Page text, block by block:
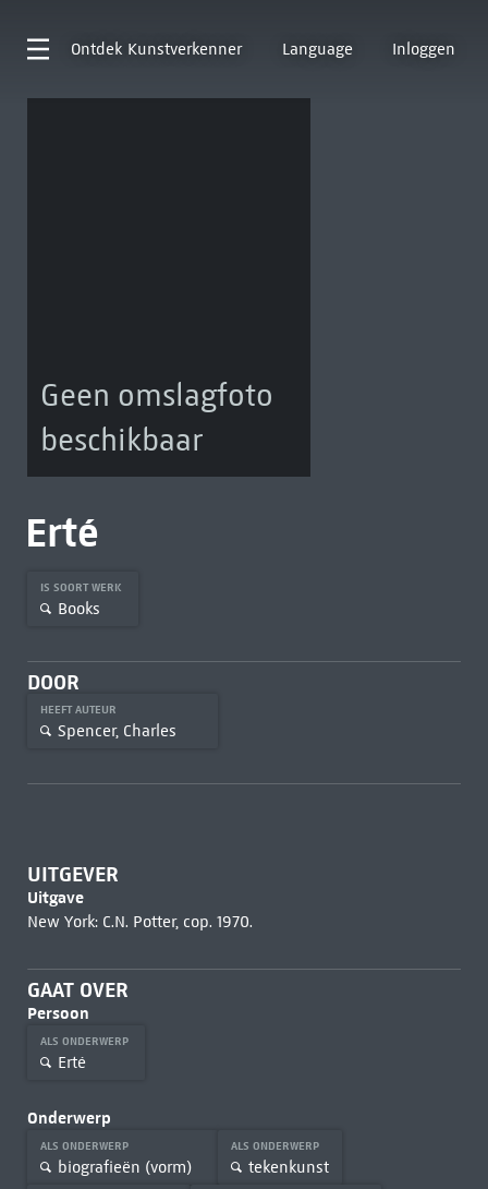
Ontdek Kunstverkenner Language Inloggen
Geen omslagfoto
beschikbaar
Erté
IS SOORT WERK
Books
DOOR
HEEFT AUTEUR
Spencer, Charles
UITGEVER
Uitgave
New York: C.N. Potter, cop. 1970.
GAAT OVER
Persoon
ALS ONDERWERP
Erté
Onderwerp
ALS ONDERWERP
biografieën (vorm)
ALS ONDERWERP
tekenkunst